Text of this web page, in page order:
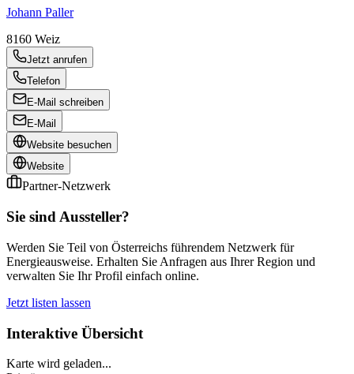
Johann Paller
8160 Weiz
Jetzt anrufen
Telefon
E-Mail schreiben
E-Mail
Website besuchen
Website
Partner-Netzwerk
Sie sind Aussteller?
Werden Sie Teil von Österreichs führendem Netzwerk für
Energieausweise. Erhalten Sie Anfragen aus Ihrer Region und
verwalten Sie Ihr Profil einfach online.
Jetzt listen lassen
Interaktive Übersicht
Karte wird geladen...